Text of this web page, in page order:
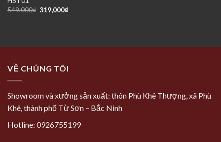
549,000₫ Giá
319,000₫Giá
VỀ CHÚNG TÔI
Showroom và xưởng sản xuất: thôn Phù Khê Thượng, xã Phù
Khê, thành phố Từ Sơn – Bắc Ninh
Hotline: 0926755199